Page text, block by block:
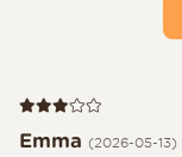
Recension 3 av 5
Emma (2026-05-13)